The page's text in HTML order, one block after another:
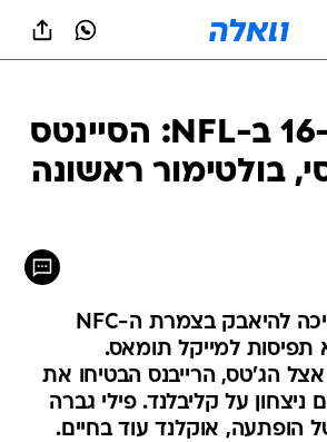
המחזור ה-16 ב-NFL: הסיינטס
בולטימור ראשונה
ניו אורלינס ממשיכה להיאבק בצמרת ה-NFC
שיא תפיסות למייקל תומאס.
הג'טס, הרייבנס הבטיחו את
על קליבלנד. פילי גברה
הופתעה, אוקלנד עוד בחיים.